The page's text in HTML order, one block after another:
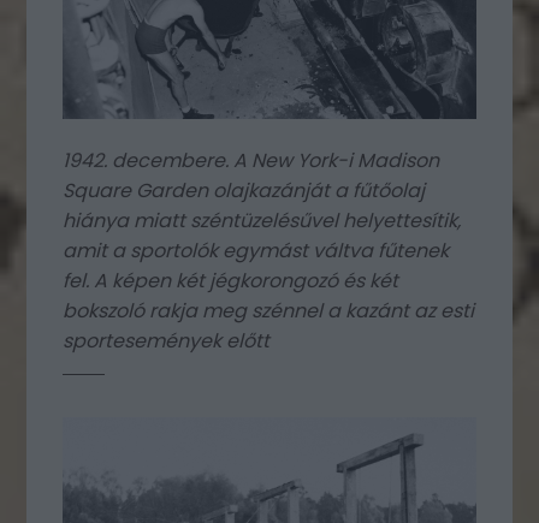
1942. decembere. A New York-i Madison
Square Garden olajkazánját a fűtőolaj
hiánya miatt széntüzelésűvel helyettesítik,
amit a sportolók egymást váltva fűtenek
fel. A képen két jégkorongozó és két
bokszoló rakja meg szénnel a kazánt az esti
sportesemények előtt